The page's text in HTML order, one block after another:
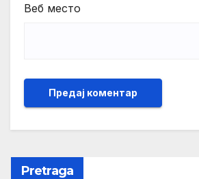
Веб место
Pretraga